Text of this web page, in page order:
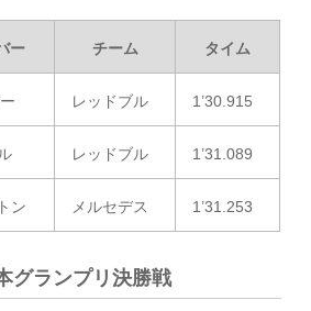
ー チーム タイム
レッドブル 1’30.915
レッドブル 1’31.089
ン メルセデス 1’31.253
グランプリ決勝戦